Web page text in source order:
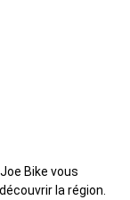
Bike vous
la région.